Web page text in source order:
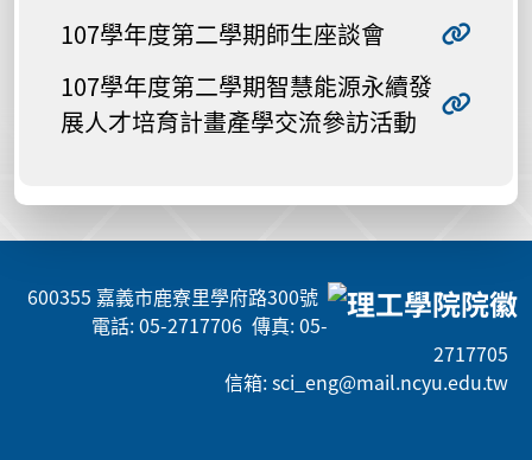
107學年度第二學期師生座談會
107學年度第二學期智慧能源永續發
展人才培育計畫產學交流參訪活動
600355 嘉義市鹿寮里學府路300號
電話: 05-2717706 傳真: 05-
2717705
信箱: sci_eng@mail.ncyu.edu.tw